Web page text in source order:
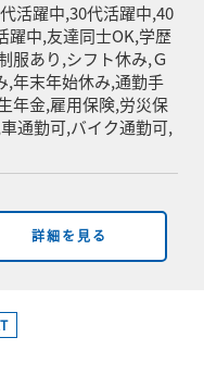
活躍中,30代活躍中,40
躍中,友達同士OK,学歴
服あり,シフト休み,Ｇ
,年末年始休み,通勤手
年金,雇用保険,労災保
通勤可,バイク通勤可,
詳細を見る